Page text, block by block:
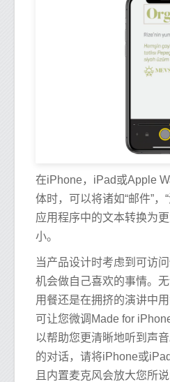
在iPhone，iPad或Apple
体时，可以将诸如“邮件”，
应用程序中的文本转换为
小。
当产品设计时考虑到可访
机会做自己喜欢的事情。
用餐还是在拥挤的演讲中
可让您微调Made for
以帮助您更清晰地听到声
的对话，请将iPhone或
且内置麦克风会放大您所说